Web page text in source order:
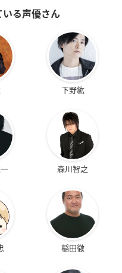
いる声優さん
下野紘
森川智之
稲田徹